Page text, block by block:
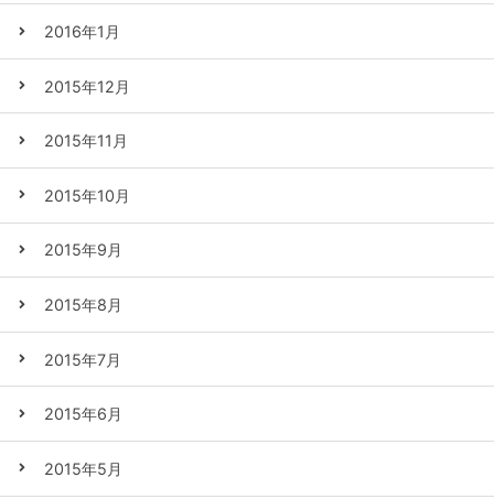
2016年1月
2015年12月
2015年11月
2015年10月
2015年9月
2015年8月
2015年7月
2015年6月
2015年5月